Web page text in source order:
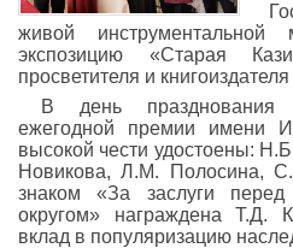
живой инструментальной
экспозицию «Старая
просветителя и
В день празднования
ежегодной премии имени
высокой чести удостоены:
Новикова, Л.М. Полосина,
знаком «За заслуги
округом» награждена Т.Д.
вклад в популяризацию